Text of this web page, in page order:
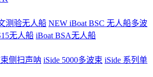
测验无人船 NEW iBoat BSC 无人船多波
无人船 iBoat BSA无人船
侧扫声呐 iSide 5000多波束 iSide 系列单